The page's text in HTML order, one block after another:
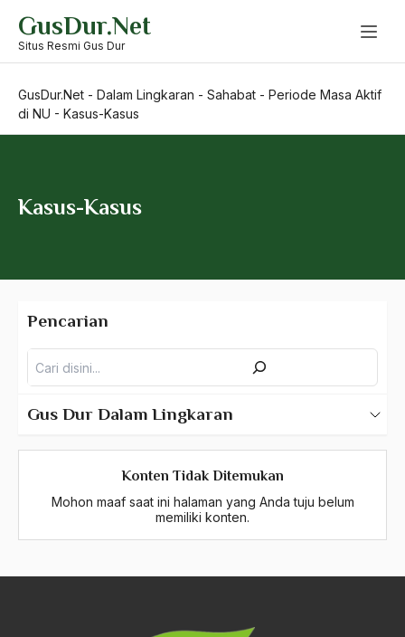
content
GusDur.Net
Situs Resmi Gus Dur
GusDur.Net - Dalam Lingkaran - Sahabat - Periode Masa Aktif
di NU - Kasus-Kasus
Kasus-Kasus
Konten Tidak Ditemukan
Mohon maaf saat ini halaman yang Anda tuju belum
memiliki konten.
Pencarian
Gus Dur Dalam Lingkaran
Guru
Periode Masa Aktif di Dunia Pergerakan
Pancasila